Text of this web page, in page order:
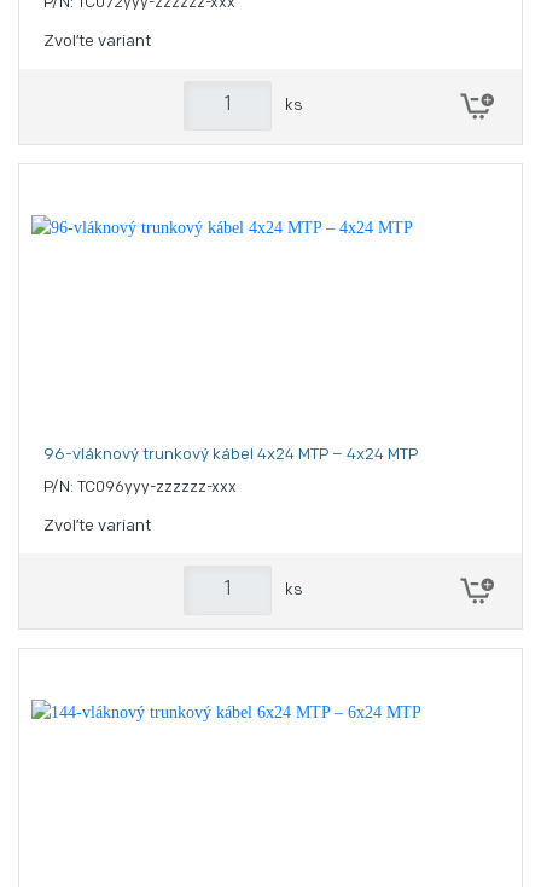
Zvoľte variant
ks
96-vláknový trunkový kábel 4x24 MTP – 4x24 MTP
P/N: TC096yyy-zzzzzz-xxx
Zvoľte variant
ks